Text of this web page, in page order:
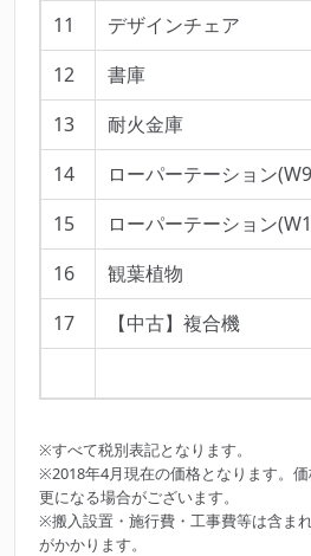
11
デザインチェア
12
書庫
13
耐火金庫
14
ローパーテーション
15
ローパーテーション
16
観葉植物
17
【中古】複合機
※すべて税別表記となります。
※2018年4月現在の価格となります。
更になる場合がございます。
※搬入設置・施行費・工事費等は含ま
がかかります。